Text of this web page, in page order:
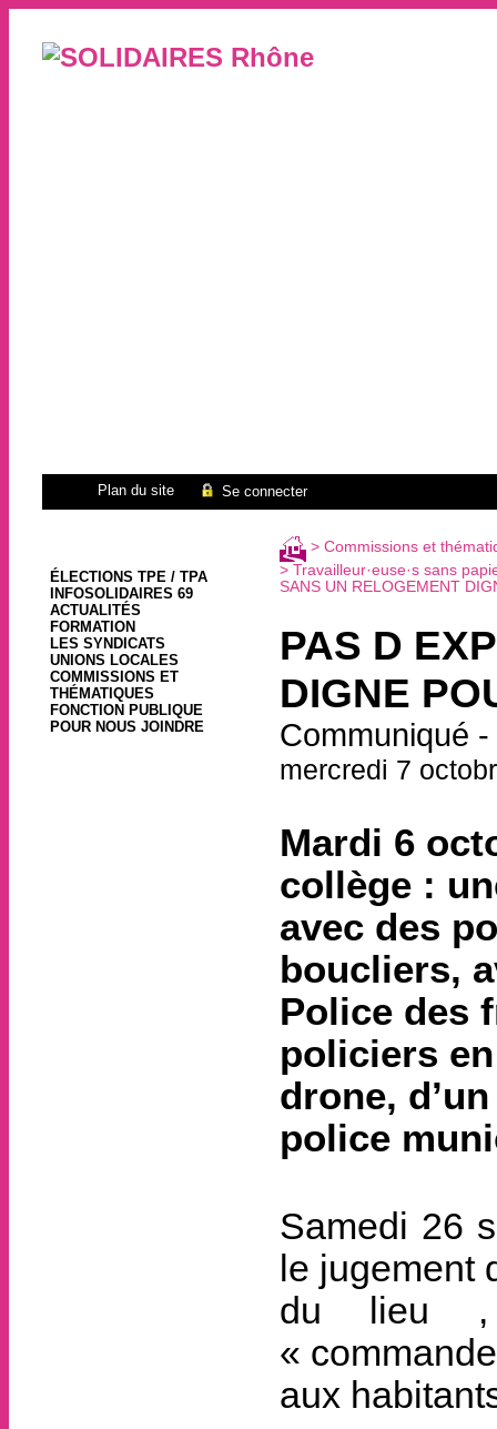
Plan du site Se connecter
ÉLECTIONS TPE / TPA
INFOSOLIDAIRES 69
ACTUALITÉS
FORMATION
LES SYNDICATS
UNIONS LOCALES
COMMISSIONS ET
THÉMATIQUES
FONCTION PUBLIQUE
POUR NOUS JOINDRE
> Commissions et
> Travailleur·euse·s sans
SANS UN RELOGEMENT
PAS D
DIGNE
Communiqué
mercredi 7
Mardi 6
collège :
avec des
boucliers,
Police des
policiers
drone,
police
Samedi 26
le jugement
du lieu ,
«
aux